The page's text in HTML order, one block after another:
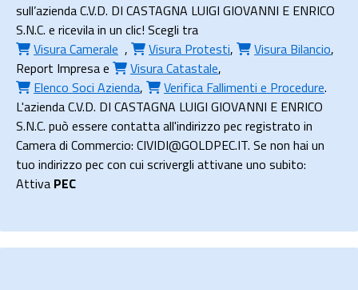
sull’azienda C.V.D. DI CASTAGNA LUIGI GIOVANNI E ENRICO
S.N.C. e ricevila in un clic! Scegli tra
Visura Camerale , Visura Protesti, Visura Bilancio,
Report Impresae Visura Catastale,
Elenco Soci Azienda, Verifica Fallimenti e Procedure.
L'azienda C.V.D. DI CASTAGNA LUIGI GIOVANNI E ENRICO
S.N.C. può essere contatta all'indirizzo pec registrato in
Camera di Commercio: CIVIDI@GOLDPEC.IT. Se non hai un
tuo indirizzo pec con cui scrivergli attivane uno subito:
Attiva PEC